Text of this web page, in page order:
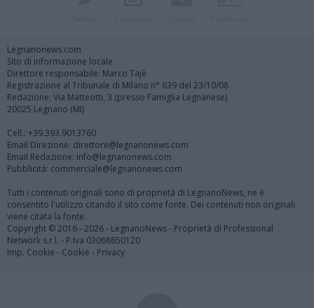
Legnanonews.com
Sito di informazione locale
Direttore responsabile: Marco Tajè
Registrazione al Tribunale di Milano n° 639 del 23/10/08
Redazione: Via Matteotti, 3 (presso Famiglia Legnanese)
20025 Legnano (MI)
Cell.: +39.393.9013760
Email Direzione: direttore@legnanonews.com
Email Redazione: info@legnanonews.com
Pubblicità: commerciale@legnanonews.com
Tutti i contenuti originali sono di proprietà di LegnanoNews, ne è
consentito l'utilizzo citando il sito come fonte. Dei contenuti non originali
viene citata la fonte.
Copyright © 2016 - 2026 - LegnanoNews - Proprietà di Professional
Network s.r.l. - P.Iva 03068650120
Imp. Cookie - Cookie - Privacy